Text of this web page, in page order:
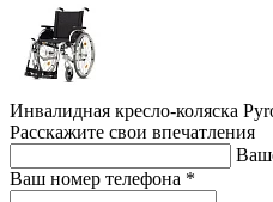
Инвалидная кресло-коляска
Расскажите свои впечатления
Ваш номер телефона *